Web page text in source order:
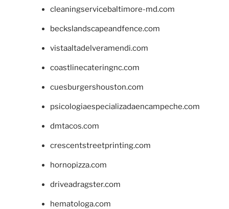
cleaningservicebaltimore-md.com
beckslandscapeandfence.com
vistaaltadelveramendi.com
coastlinecateringnc.com
cuesburgershouston.com
psicologiaespecializadaencampeche.com
dmtacos.com
crescentstreetprinting.com
hornopizza.com
driveadragster.com
hematologa.com